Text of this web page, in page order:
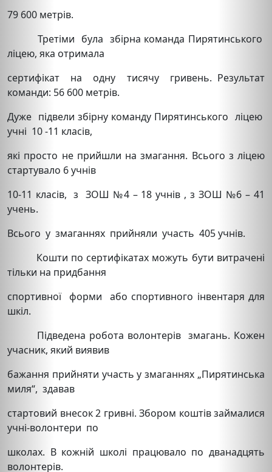
79 600 метрів.
Третіми була збірна команда Пирятинського
ліцею, яка отримала
сертифікат на одну тисячу гривень. Результат
команди: 56 600 метрів.
Дуже підвели збірну команду Пирятинського ліцею
учні 10 -11 класів,
які просто не прийшли на змагання. Всього з ліцею
стартувало 6 учнів
10-11 класів, з ЗОШ №4 – 18 учнів , з ЗОШ №6 – 41
учень.
Всього у змаганнях прийняли участь 405 учнів.
Кошти по сертифікатах можуть бути витрачені
тільки на придбання
спортивної форми або спортивного інвентаря для
шкіл.
Підведена робота волонтерів змагань. Кожен
учасник, який виявив
бажання прийняти участь у змаганнях „Пирятинська
миля“, здавав
стартовий внесок 2 гривні. Збором коштів займалися
учні-волонтери по
школах. В кожній школі працювало по дванадцять
волонтерів.